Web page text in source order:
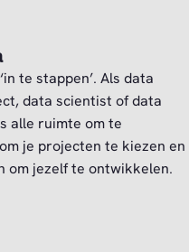
te stappen’. Als data
data scientist of data
alle ruimte om te
je projecten te kiezen en
om jezelf te ontwikkelen.